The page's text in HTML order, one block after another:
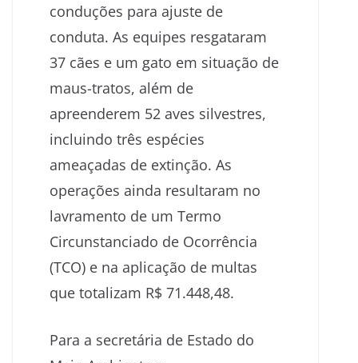
conduções para ajuste de
conduta. As equipes resgataram
37 cães e um gato em situação de
maus-tratos, além de
apreenderem 52 aves silvestres,
incluindo três espécies
ameaçadas de extinção. As
operações ainda resultaram no
lavramento de um Termo
Circunstanciado de Ocorrência
(TCO) e na aplicação de multas
que totalizam R$ 71.448,48.
Para a secretária de Estado do